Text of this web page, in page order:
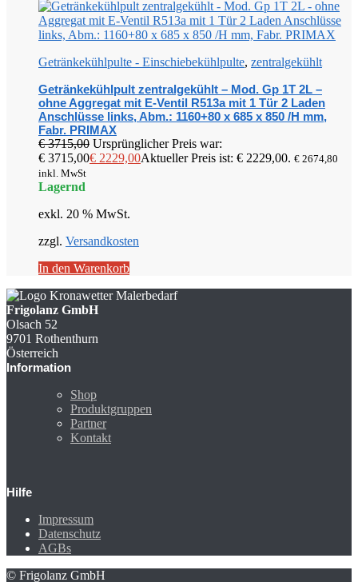
Getränkekühlpulte - Einschiebekühlpulte, zentralgekühlt
Getränkekühlpult zentralgekühlt – Mod. Gp 1T 2L –
ohne Aggregat mit E-Ventil R513a mit 1 Tür 2 Laden
Anschlüsse links, Abm.: 1160+80 x 685 x 850 /H mm,
Fabr. PRIMAX
€3715,00 Ursprünglicher Preis war:
€ 3715,00€ 2229,00Aktueller Preis ist: € 2229,00. € 2674,80
inkl. MwSt
Lagernd
exkl. 20 % MwSt.
zzgl. Versandkosten
In den Warenkorb
Frigolanz GmbH
Olsach 52
9701 Rothenthurn
Österreich
Information
Shop
Produktgruppen
Partner
Kontakt
Hilfe
Impressum
Datenschutz
AGBs
© Frigolanz GmbH